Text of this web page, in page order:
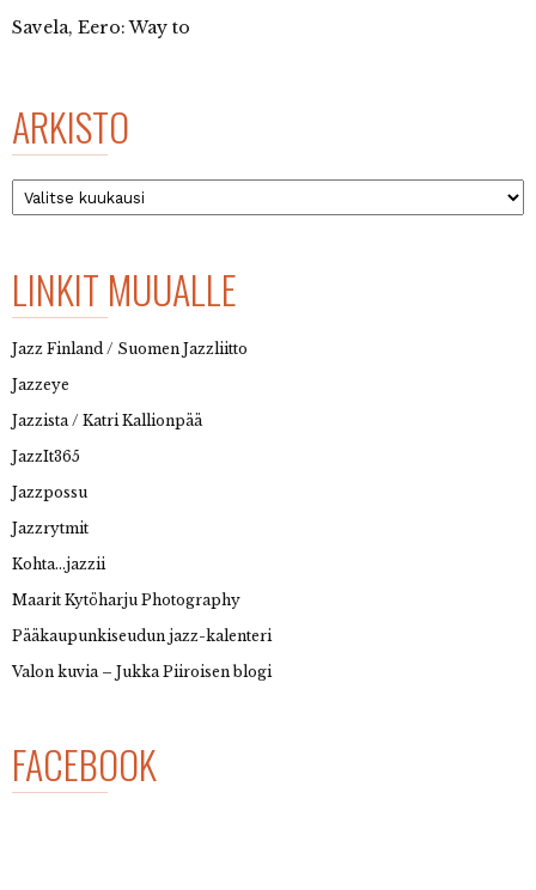
Savela, Eero: Way to
ARKISTO
Arkisto
LINKIT MUUALLE
Jazz Finland / Suomen Jazzliitto
Jazzeye
Jazzista / Katri Kallionpää
JazzIt365
Jazzpossu
Jazzrytmit
Kohta…jazzii
Maarit Kytöharju Photography
Pääkaupunkiseudun jazz-kalenteri
Valon kuvia – Jukka Piiroisen blogi
FACEBOOK